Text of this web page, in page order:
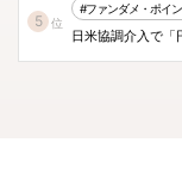
5 位
#ファンダメ・ポイ
日米協調介入で